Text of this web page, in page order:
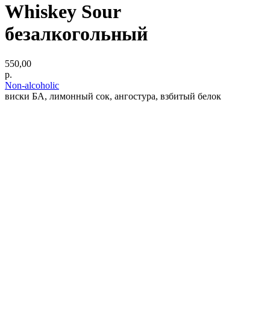
Whiskey Sour
безалкогольный
550,00
р.
Non-alcoholic
виски БА, лимонный сок, ангостура, взбитый белок